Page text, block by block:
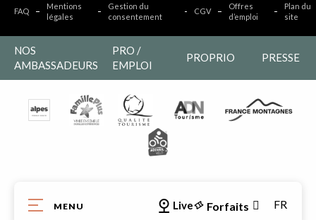
MENU Live Forfaits FR
FAQ
Mentions
légales
Gestion du
consentement
CGV
Offres
d’emploi
Plan du
site
NOS
AMBASSADEURS
PRO /
EMPLOI
PROPRIO PRESSE